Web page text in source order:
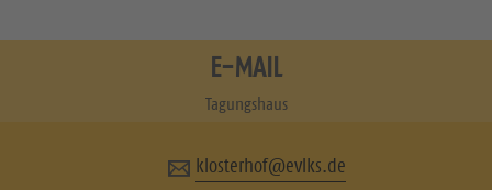
E-MAIL
Tagungshaus
klosterhof@evlks.de